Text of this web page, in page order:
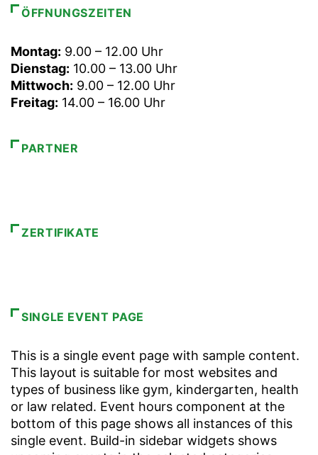
ÖFFNUNGSZEITEN
Montag: 9.00 – 12.00 Uhr
Dienstag: 10.00 – 13.00 Uhr
Mittwoch: 9.00 – 12.00 Uhr
Freitag: 14.00 – 16.00 Uhr
PARTNER
ZERTIFIKATE
SINGLE EVENT PAGE
This is a single event page with sample content.
This layout is suitable for most websites and
types of business like gym, kindergarten, health
or law related. Event hours component at the
bottom of this page shows all instances of this
single event. Build-in sidebar widgets shows